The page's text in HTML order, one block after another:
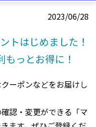
2023/06/28
トはじめました！
っとお得に！
ーポンなどをお届けし
認・変更ができる「マ